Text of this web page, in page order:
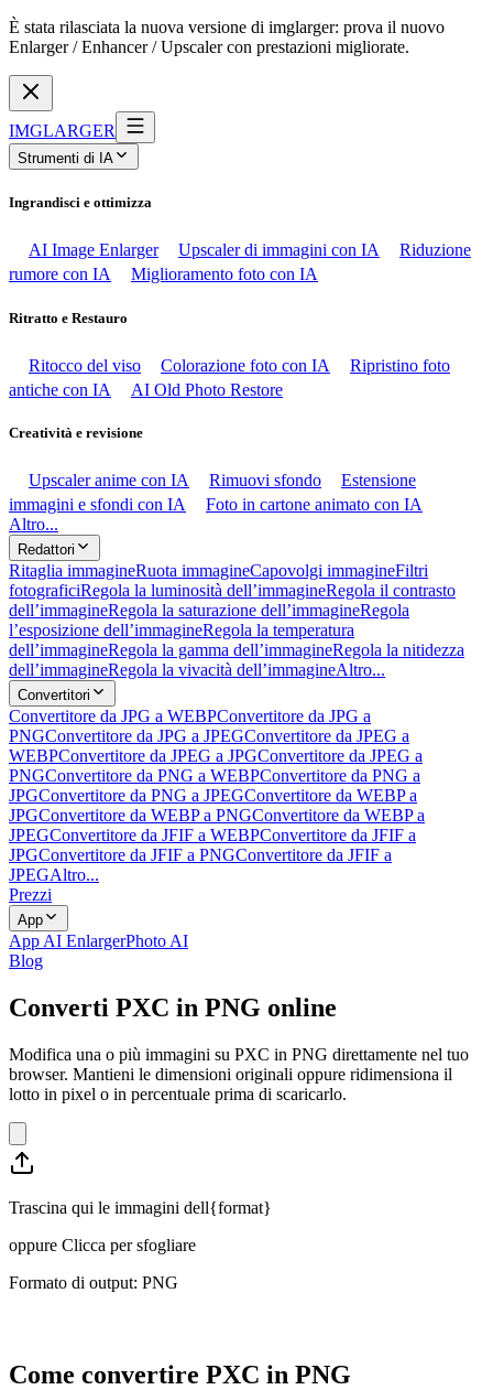
È stata rilasciata la nuova versione di imglarger: prova il nuovo
Enlarger / Enhancer / Upscaler con prestazioni migliorate.
IMGLARGER
Strumenti di IA
Ingrandisci e ottimizza
AI Image Enlarger Upscaler di immagini con IA
Riduzione
rumore con IA
Miglioramento foto con IA
Ritratto e Restauro
Ritocco del viso Colorazione foto con IA
Ripristino foto
antiche con IA
AI Old Photo Restore
Creatività e revisione
Upscaler anime con IA Rimuovi sfondo
Estensione
immagini e sfondi con IA
Foto in cartone animato con IA
Altro...
Redattori
Ritaglia immagineRuota immagineCapovolgi immagineFiltri
fotograficiRegola la luminosità dell’immagineRegola il contrasto
dell’immagineRegola la saturazione dell’immagineRegola
l’esposizione dell’immagineRegola la temperatura
dell’immagineRegola la gamma dell’immagineRegola la nitidezza
dell’immagineRegola la vivacità dell’immagineAltro...
Convertitori
Convertitore da JPG a WEBPConvertitore da JPG a
PNGConvertitore da JPG a JPEGConvertitore da JPEG a
WEBPConvertitore da JPEG a JPGConvertitore da JPEG a
PNGConvertitore da PNG a WEBPConvertitore da PNG a
JPGConvertitore da PNG a JPEGConvertitore da WEBP a
JPGConvertitore da WEBP a PNGConvertitore da WEBP a
JPEGConvertitore da JFIF a WEBPConvertitore da JFIF a
JPGConvertitore da JFIF a PNGConvertitore da JFIF a
JPEGAltro...
Prezzi
App
App AI EnlargerPhoto AI
Blog
Converti PXC in PNG online
Modifica una o più immagini su PXC in PNG direttamente nel tuo
browser. Mantieni le dimensioni originali oppure ridimensiona il
lotto in pixel o in percentuale prima di scaricarlo.
Trascina qui le immagini dell{format}
oppure Clicca per sfogliare
Formato di output: PNG
Come convertire PXC in PNG